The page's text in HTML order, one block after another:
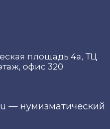
— нумизматический
площадь 4а, ТЦ
офис 320